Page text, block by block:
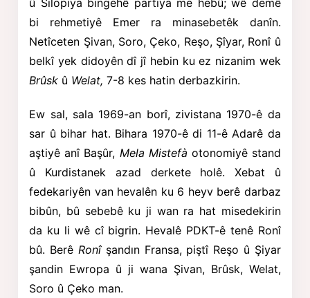
bi rehmetiyê Emer ra minasebetêk danîn.
Netîceten Şivan, Soro, Çeko, Reşo, Şîyar, Ronî û
belkî yek didoyên dî jî hebin ku ez nizanim wek
Brûsk û Welat,7-8 kes hatin derbazkirin.
Ew sal, sala 1969-an borî, zivistana 1970-ê da
sar û bihar hat. Bihara 1970-ê di 11-ê Adarê da
aştiyê anî Başûr, Mela Mistefà otonomiyê stand
û Kurdistanek azad derkete holê. Xebat û
fedekariyên van hevalên ku 6 heyv berê darbaz
bibûn, bû sebebê ku ji wan ra hat misedekirin
da ku li wê cî bigrin. Hevalê PDKT-ê tenê Ronî
bû. Berê Ronî şandın Fransa, piştî Reşo û Şiyar
şandin Ewropa û ji wana Şivan, Brûsk, Welat,
Soro û Çeko man.